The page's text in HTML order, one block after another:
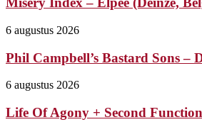
6 augustus 2026
Phil Campbell’s Bastard Sons –
6 augustus 2026
Life Of Agony + Second